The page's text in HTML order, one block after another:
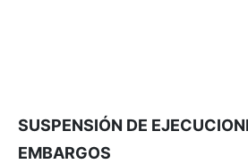
SUSPENSIÓN DE
EMBARGOS